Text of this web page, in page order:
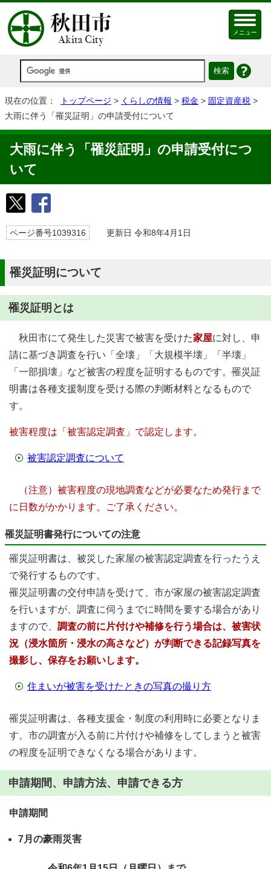
メニュー
現在の位置： トップページ > くらしの情報 > 税金 > 固定資産税 >
大雨に伴う「罹災証明」の申請受付について
大雨に伴う「罹災証明」の申請受付につ
いて
ページ番号1039316 更新日 令和8年4月1日
罹災証明について
罹災証明とは
秋田市にて発生した災害で被害を受けた家屋に対し、申
請に基づき調査を行い「全壊」「大規模半壊」「半壊」
「一部損壊」など被害の程度を証明するものです。罹災証
明書は各種支援制度を受ける際の判断材料となるもので
す。
被害程度は「被害認定調査」で認定します。
被害認定調査について
（注意）被害程度の現地調査などが必要なため発行まで
に日数がかかります。ご了承ください。
罹災証明書発行についての注意
罹災証明書は、被災した家屋の被害認定調査を行ったうえ
で発行するものです。
罹災証明書の交付申請を受けて、市が家屋の被害認定調査
を行いますが、調査に伺うまでに時間を要する場合があり
ますので、 調査の前に片付けや補修を行う場合は、被害状
況（浸水箇所・浸水の高さなど）が判断できる記録写真を
撮影し、保存をお願いします。
住まいが被害を受けたときの写真の撮り方
罹災証明書は、各種支援金・制度の利用時に必要となりま
す。市の調査が入る前に片付けや補修をしてしまうと被害
の程度を証明できなくなる場合があります。
申請期間、申請方法、申請できる方
申請期間
7月の豪雨災害